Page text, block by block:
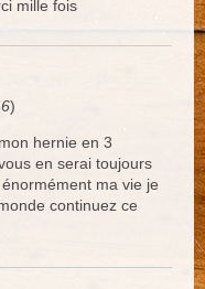
mille fois
)
hernie en 3
en serai toujours
ma vie je
continuez ce